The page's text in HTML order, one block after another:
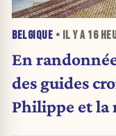
BELGIQUE • IL Y A 16
En
des guides croisent par hasard le roi
Philippe et la